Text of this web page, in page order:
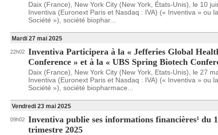
Daix (France), New York City (New York, États-Unis), le 10
Inventiva (Euronext Paris et Nasdaq : IVA) (« Inventiva » ou
Société »), société biophar...
Mardi 27 mai 2025
22h02 Inventiva Participera à la « Jefferies Global
Conference » et à la « UBS Spring Biotech
Daix (France), New York City (New York, Etats-Unis), le 27
Inventiva (Euronext Paris et Nasdaq : IVA) (« Inventiva » ou
Société »), société biopharmace...
Vendredi 23 mai 2025
09h02 Inventiva publie ses informations financières¹ du
trimestre 2025